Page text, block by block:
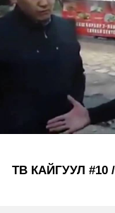
ТВ КАЙГУУЛ #10